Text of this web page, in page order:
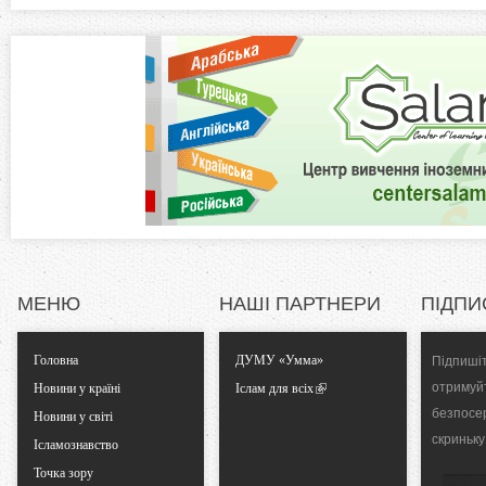
z
a
T
в
МЕНЮ
Головна
Новини у країні
Новини у світі
Ісламознавство
Точка зору
НАШІ ПАРТНЕРИ
ДУМУ «Умма»
Іслам для всіх